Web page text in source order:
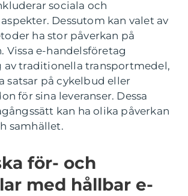
sociala och
Dessutom kan valet av
ha stor påverkan på
Vissa e-handelsföretag
av traditionella transportmedel,
satsar på cykelbud eller
för sina leveranser. Dessa
kan ha olika påverkan
samhället.
för- och
med hållbar e-